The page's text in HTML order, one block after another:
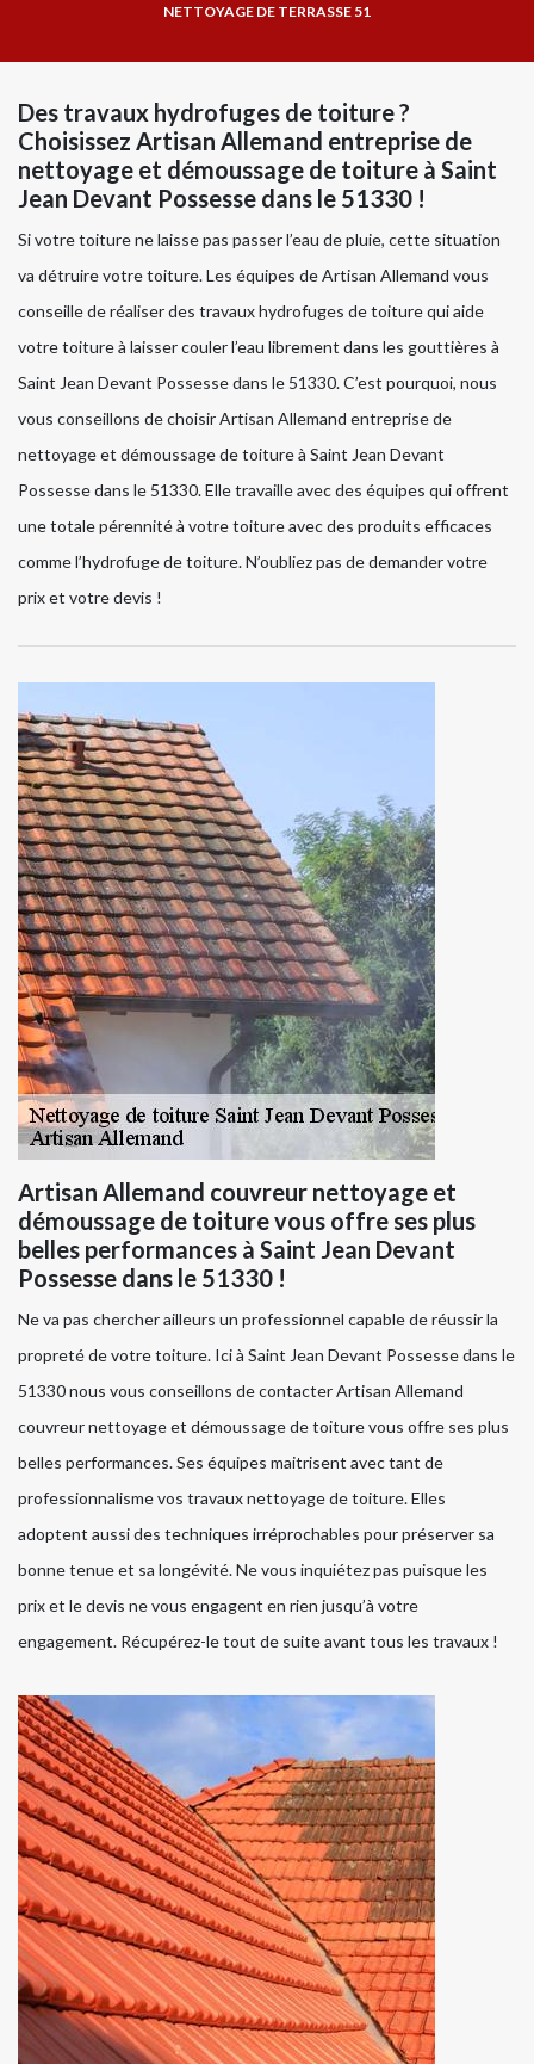
NETTOYAGE DE TERRASSE 51
Des travaux hydrofuges de toiture ?
Choisissez Artisan Allemand entreprise de
nettoyage et démoussage de toiture à Saint
Jean Devant Possesse dans le 51330 !
Si votre toiture ne laisse pas passer l’eau de pluie, cette situation
va détruire votre toiture. Les équipes de Artisan Allemand vous
conseille de réaliser des travaux hydrofuges de toiture qui aide
votre toiture à laisser couler l’eau librement dans les gouttières à
Saint Jean Devant Possesse dans le 51330. C’est pourquoi, nous
vous conseillons de choisir Artisan Allemand entreprise de
nettoyage et démoussage de toiture à Saint Jean Devant
Possesse dans le 51330. Elle travaille avec des équipes qui offrent
une totale pérennité à votre toiture avec des produits efficaces
comme l’hydrofuge de toiture. N’oubliez pas de demander votre
prix et votre devis !
Artisan Allemand couvreur nettoyage et
démoussage de toiture vous offre ses plus
belles performances à Saint Jean Devant
Possesse dans le 51330 !
Ne va pas chercher ailleurs un professionnel capable de réussir la
propreté de votre toiture. Ici à Saint Jean Devant Possesse dans le
51330 nous vous conseillons de contacter Artisan Allemand
couvreur nettoyage et démoussage de toiture vous offre ses plus
belles performances. Ses équipes maitrisent avec tant de
professionnalisme vos travaux nettoyage de toiture. Elles
adoptent aussi des techniques irréprochables pour préserver sa
bonne tenue et sa longévité. Ne vous inquiétez pas puisque les
prix et le devis ne vous engagent en rien jusqu’à votre
engagement. Récupérez-le tout de suite avant tous les travaux !